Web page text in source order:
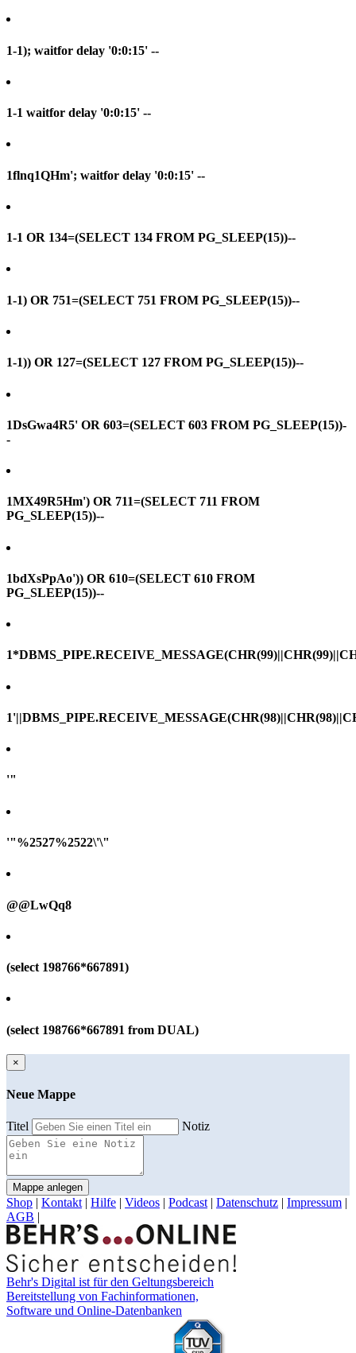
1-1); waitfor delay '0:0:15' --
1-1 waitfor delay '0:0:15' --
1flnq1QHm'; waitfor delay '0:0:15' --
1-1 OR 134=(SELECT 134 FROM PG_SLEEP(15))--
1-1) OR 751=(SELECT 751 FROM PG_SLEEP(15))--
1-1)) OR 127=(SELECT 127 FROM PG_SLEEP(15))--
1DsGwa4R5' OR 603=(SELECT 603 FROM PG_SLEEP(15))-
-
1MX49R5Hm') OR 711=(SELECT 711 FROM
PG_SLEEP(15))--
1bdXsPpAo')) OR 610=(SELECT 610 FROM
PG_SLEEP(15))--
'"
'"%2527%2522\'\"
@@LwQq8
(select 198766*667891)
(select 198766*667891 from DUAL)
×
Neue Mappe
Titel Notiz
Mappe anlegen
Shop | Kontakt | Hilfe | Videos | Podcast | Datenschutz | Impressum |
AGB |
Behr's Digital ist für den Geltungsbereich
Bereitstellung von Fachinformationen,
Software und Online-Datenbanken